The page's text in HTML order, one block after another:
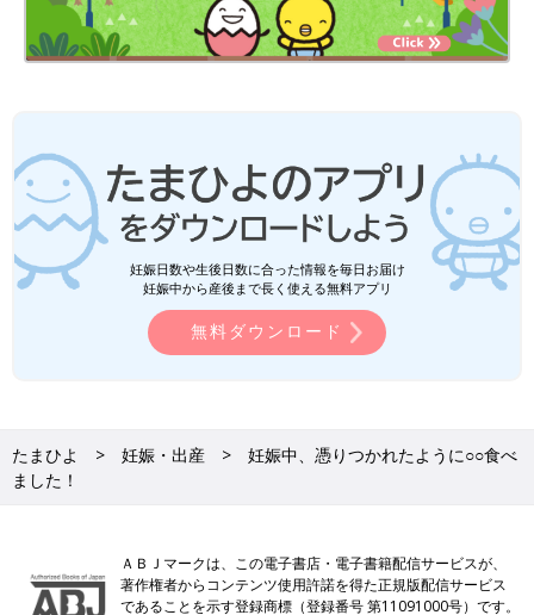
妊娠日数や生後日数に合った情報を毎日お届け
妊娠中から産後まで長く使える無料アプリ
無料ダウンロード
たまひよ 妊娠・出産
妊娠中、憑りつかれたように○○食べ
ました！
ＡＢＪマークは、この電子書店・電子書籍配信サービスが、
著作権者からコンテンツ使用許諾を得た正規版配信サービス
であることを示す登録商標（登録番号 第11091000号）です。